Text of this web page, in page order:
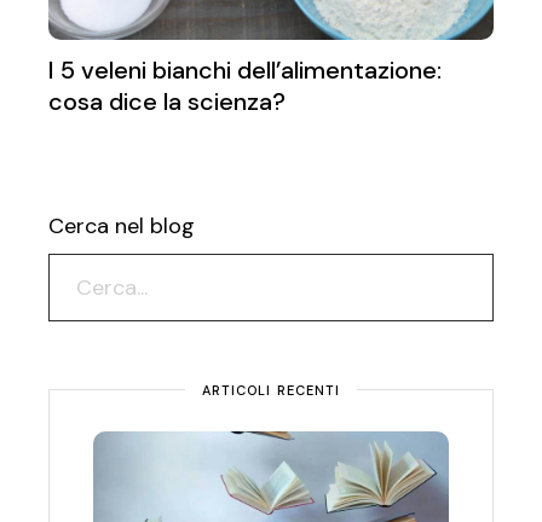
I 5 veleni bianchi dell’alimentazione:
cosa dice la scienza?
Cerca nel blog
ARTICOLI RECENTI